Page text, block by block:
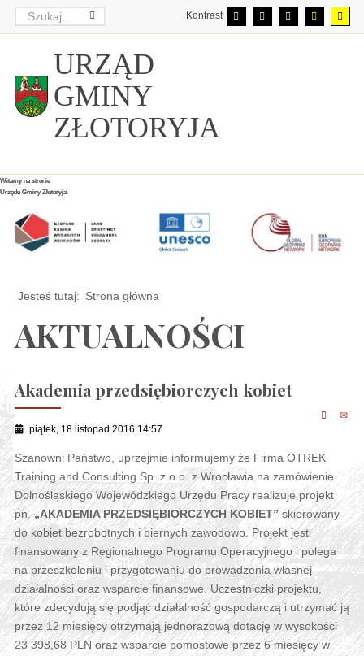
Kontrast
URZĄD
GMINY
ZŁOTORYJA
Witamy na stronie
Urzędu Gminy Złotoryja
Witamy na stronie
Urzędu Gminy Złotoryja
Witamy na stronie
Urzędu Gminy Złotoryja
Jesteś tutaj: Strona główna
AKTUALNOŚCI
Akademia przedsiębiorczych kobiet
piątek, 18 listopad 2016 14:57
Szanowni Państwo, uprzejmie informujemy że Firma OTREK
Training and Consulting Sp. z o.o. z Wrocławia na zamówienie
Dolnośląskiego Wojewódzkiego Urzędu Pracy realizuje projekt
pn.
„AKADEMIA PRZEDSIĘBIORCZYCH KOBIET” skierowany
do kobiet bezrobotnych i biernych zawodowo. Projekt jest
finansowany z Regionalnego Programu Operacyjnego i polega
na przeszkoleniu i przygotowaniu do prowadzenia własnej
działalności oraz wsparcie finansowe. Uczestniczki projektu,
które zdecydują się podjąć działalność gospodarczą i utrzymać ją
przez 12 miesięcy otrzymają jednorazową dotację w wysokości
23 398,68 PLN oraz wsparcie pomostowe przez 6 miesięcy w